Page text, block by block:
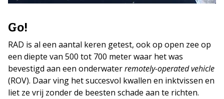
Go!
RAD is al een aantal keren getest, ook op open zee op
een diepte van 500 tot 700 meter waar het was
bevestigd aan een onderwaterremotely-operated vehicle
(ROV). Daar ving het succesvol kwallen en inktvissen en
liet ze vrij zonder de beesten schade aan te richten.